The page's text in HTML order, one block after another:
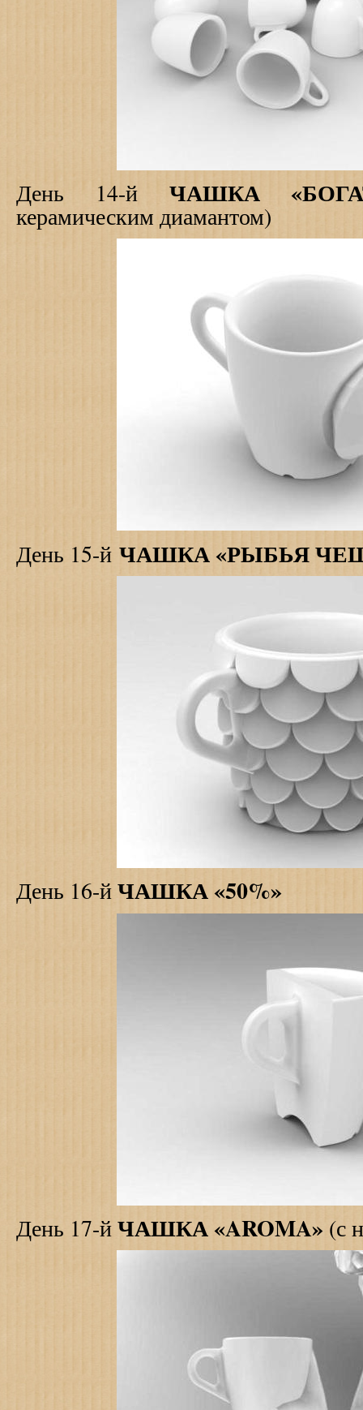
День 14-й ЧАШКА
керамическим диамантом)
День 15-й ЧАШКА «РЫБЬЯ
День 16-йЧАШКА «50%»
День 17-йЧАШКА «AROMA» (с